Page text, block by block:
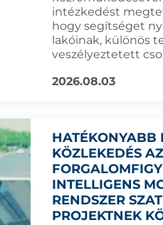
intézkedést
hogy segítséget
lakóinak, különös
veszélyeztetett
2026.08.03
HATÉKONYABB
KÖZLEKEDÉS
INTELLIGENS
RENDSZER
PROJEKTNEK